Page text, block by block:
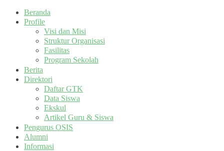
Beranda
Profile
Visi dan Misi
Struktur Organisasi
Fasilitas
Program Sekolah
Berita
Direktori
Daftar GTK
Data Siswa
Ekskul
Artikel Guru & Siswa
Pengurus OSIS
Alumni
Informasi